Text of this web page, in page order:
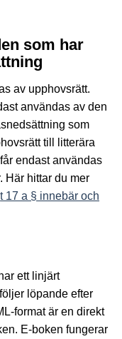
som har
av upphovsrätt.
användas av den
som
till litterära
endast användas
Här hittar du mer
17 a § innebär och
ett linjärt
löpande efter
format är en direkt
E-boken fungerar